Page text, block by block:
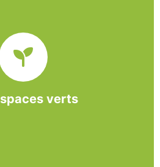
verts
BASE propose et réalise
demande des entreprises et
locales.